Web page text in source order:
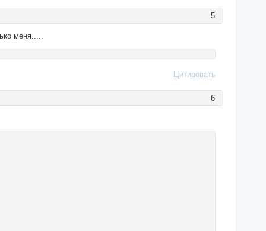
5
меня.....
Цитировать
6